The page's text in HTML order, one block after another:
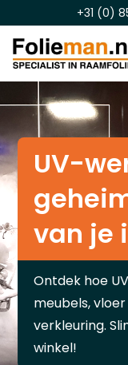
+31 (0)
UV-
van je
Ontdek hoe
meubels,
verkleuring.
winkel!